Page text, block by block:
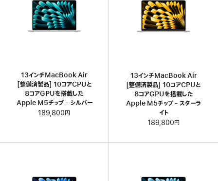
13インチMacBook Air
[整備済製品] 10コアCPUと
8コアGPUを搭載した
Apple M5チップ - シルバー
189,800円
13インチMacBook Air
[整備済製品] 10コアCPUと
8コアGPUを搭載した
Apple M5チップ - スターラ
イト
189,800円